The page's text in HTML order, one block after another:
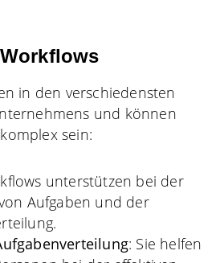
in den verschiedensten
und können
sein:
unterstützen bei der
Aufgaben und der
: Sie helfen